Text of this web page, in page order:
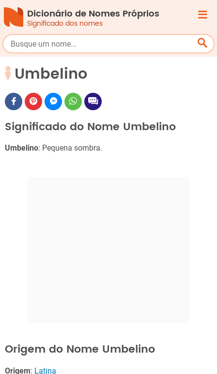
Dicionário de Nomes Próprios
Significado dos nomes
Umbelino
Significado do Nome Umbelino
Umbelino: Pequena sombra.
Origem do Nome Umbelino
Origem: Latina